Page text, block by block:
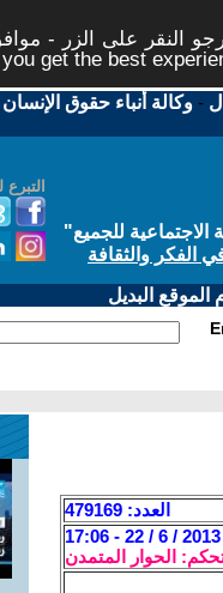
النقر على الزر -
get the best
-وكالة أنباء حقوق الإنسان
للجميع"
الفكر والثقافة
البديل
العدد: 479169
2013 / 6 / 22 - 17:06
الحوار المتمدن